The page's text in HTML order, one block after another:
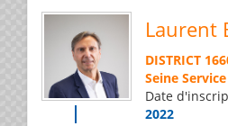
Laurent
DISTRICT
Seine
Date
2022